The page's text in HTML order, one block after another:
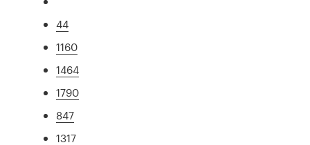
44
1160
1464
1790
847
1317